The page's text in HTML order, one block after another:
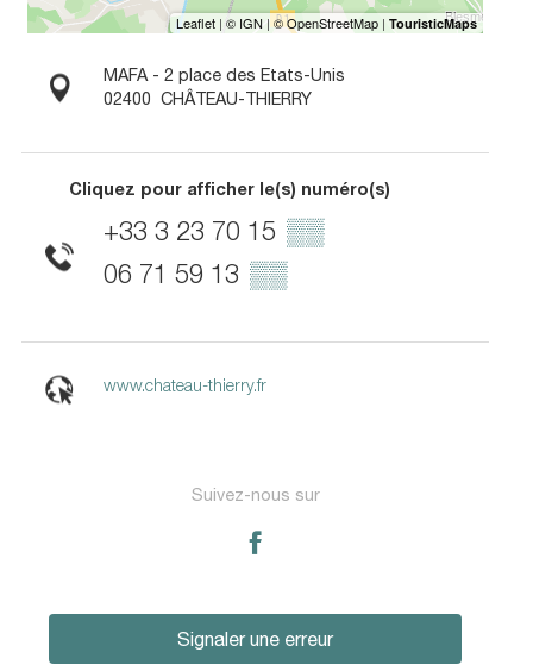
MAFA - 2 place des Etats-Unis
02400 CHÂTEAU-THIERRY
Cliquez pour afficher le(s) numéro(s)
+33 3 23 70 15 ▒▒
06 71 59 13 ▒▒
www.chateau-thierry.fr
Suivez-nous sur
Signaler une erreur